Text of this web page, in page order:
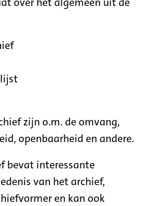
zijn o.m. de omvang,
openbaarheid en andere.
bevat interessante
van het archief,
en kan ook